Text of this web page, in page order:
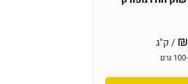
₪/ ק"ג